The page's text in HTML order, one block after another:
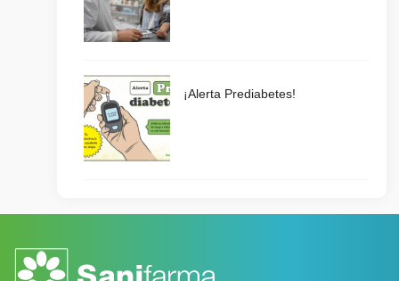
¡Alerta Prediabetes!